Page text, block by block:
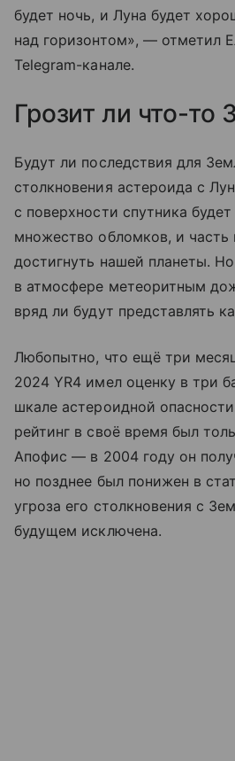
будет ночь, и Луна будет
над горизонтом», — отметил
Telegram-канале.
Грозит ли что-то
Будут ли последствия для
столкновения астероида с
с поверхности спутника
множество обломков, и
достигнуть нашей планеты.
в атмосфере метеоритным
вряд ли будут представлять
Любопытно, что ещё три
2024 YR4 имел оценку в три
шкале астероидной
рейтинг в своё время был
Апофис — в 2004 году он
но позднее был понижен в
угроза его столкновения с
будущем исключена.